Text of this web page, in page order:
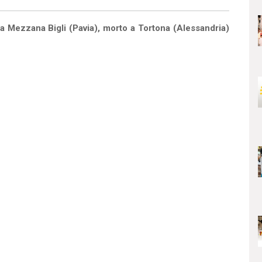
Mezzana Bigli (Pavia), morto a Tortona (Alessandria)